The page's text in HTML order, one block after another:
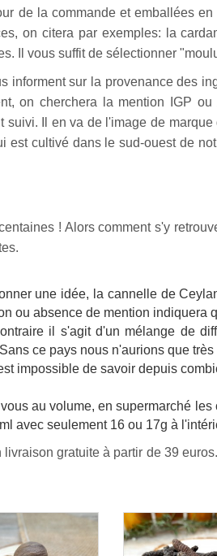
de la commande et emballées en
on citera par exemples: la
Il vous suffit de sélectionner
informent sur la provenance des
on cherchera la mention IGP
Il en va de l'image de
est cultivé dans le sud-ouest de
! Alors comment s'y
une idée, la cannelle de
ou absence de mention indiquera
il s'agit d'un mélange de
ce pays nous n'aurions que
impossible de savoir depuis
au volume, en supermarché
avec seulement 16 ou 17g à
gratuite à partir de 39